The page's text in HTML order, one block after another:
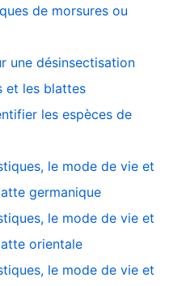
de morsures ou
une désinsectisation
et les blattes
les espèces de
le mode de vie et
germanique
le mode de vie et
orientale
le mode de vie et